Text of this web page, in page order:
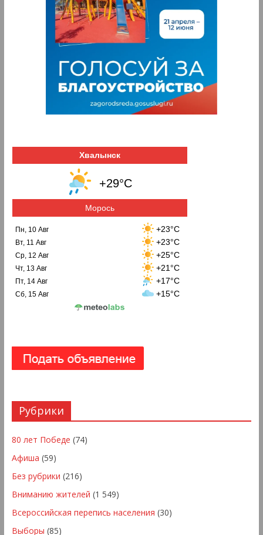
Хвалынск
+29°C
Морось
Пн, 10 Авг +23°C
Вт, 11 Авг +23°C
Ср, 12 Авг +25°C
Чт, 13 Авг +21°C
Пт, 14 Авг +17°C
Сб, 15 Авг +15°C
Рубрики
80 лет Победе (74)
Афиша (59)
Без рубрики (216)
Вниманию жителей (1 549)
Всероссийская перепись населения (30)
Выборы (85)